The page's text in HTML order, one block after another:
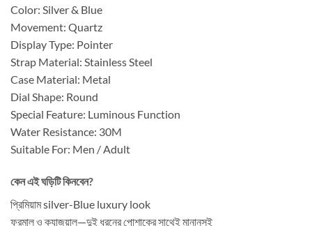
Color: Silver & Blue
Movement: Quartz
Display Type: Pointer
Strap Material: Stainless Steel
Case Material: Metal
Dial Shape: Round
Special Feature: Luminous Function
Water Resistance: 30M
Suitable For: Men / Adult
কেন এই ঘড়িটি কিনবেন?
প্রিমিয়াম silver-Blue luxury look
ফরমাল ও ক্যাজুয়াল—দুই ধরনের পোশাকের সাথেই মানানসই